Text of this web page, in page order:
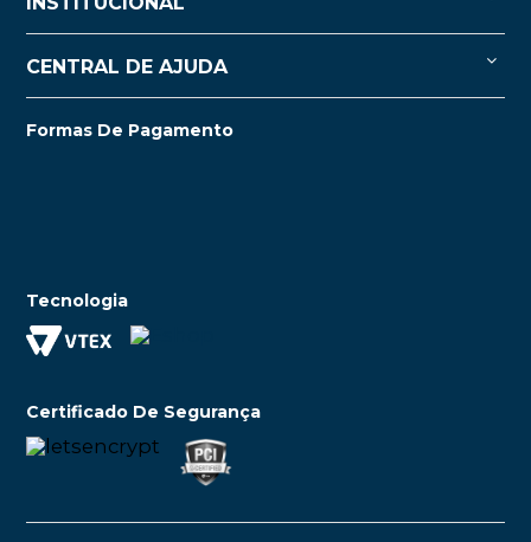
CENTRAL DE AJUDA
Formas De Pagamento
Tecnologia
Certificado De Segurança